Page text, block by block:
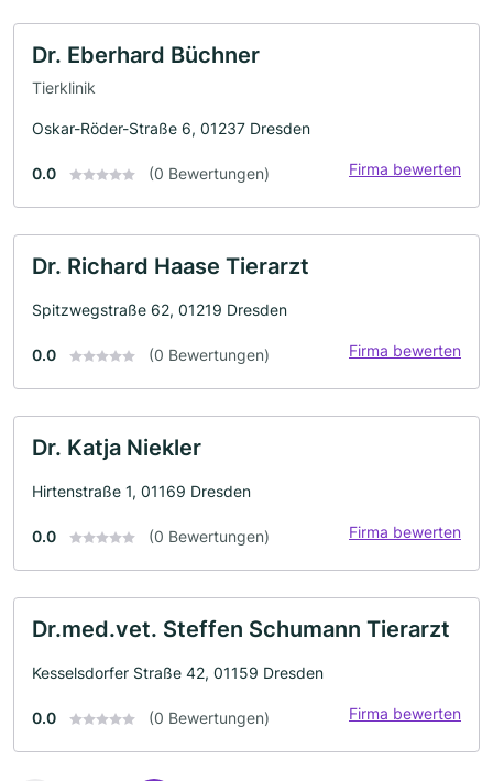
Dr. Eberhard Büchner
Tierklinik
Oskar-Röder-Straße 6, 01237 Dresden
0.0 (0 Bewertungen) Firma bewerten
Dr. Richard Haase Tierarzt
Spitzwegstraße 62, 01219 Dresden
0.0 (0 Bewertungen) Firma bewerten
Dr. Katja Niekler
Hirtenstraße 1, 01169 Dresden
0.0 (0 Bewertungen) Firma bewerten
Dr.med.vet. Steffen Schumann Tierarzt
Kesselsdorfer Straße 42, 01159 Dresden
0.0 (0 Bewertungen) Firma bewerten